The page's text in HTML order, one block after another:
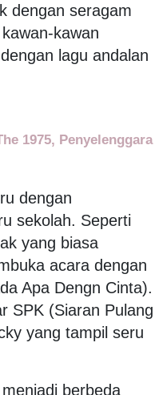
dengan seragam
kawan
lagu andalan
1975, Penyelenggara
dengan
sekolah. Seperti
yang biasa
acara dengan
Apa Dengn Cinta).
SPK (Siaran Pulang
yang tampil seru
berbeda